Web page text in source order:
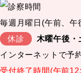
毎週月曜日(午前、午
休診
木曜午後・
インターネットで予
受付終了時間(午前